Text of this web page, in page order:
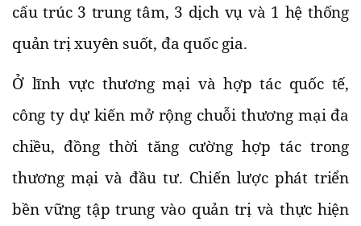
cấu trúc 3 trung tâm, 3 dịch vụ và 1 hệ thống
quản trị xuyên suốt, đa quốc gia.
Ở lĩnh vực thương mại và hợp tác quốc tế,
công ty dự kiến mở rộng chuỗi thương mại đa
chiều, đồng thời tăng cường hợp tác trong
thương mại và đầu tư. Chiến lược phát triển
bền vững tập trung vào quản trị và thực hiện